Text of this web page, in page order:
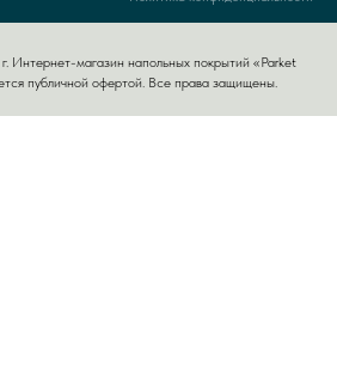
Интернет-магазин напольных покрытий «Parket
публичной офертой. Все права защищены.